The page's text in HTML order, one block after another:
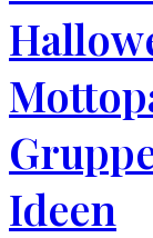
Ideen